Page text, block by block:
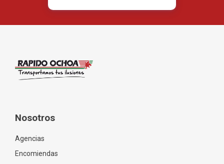
Nosotros
Agencias
Encomiendas